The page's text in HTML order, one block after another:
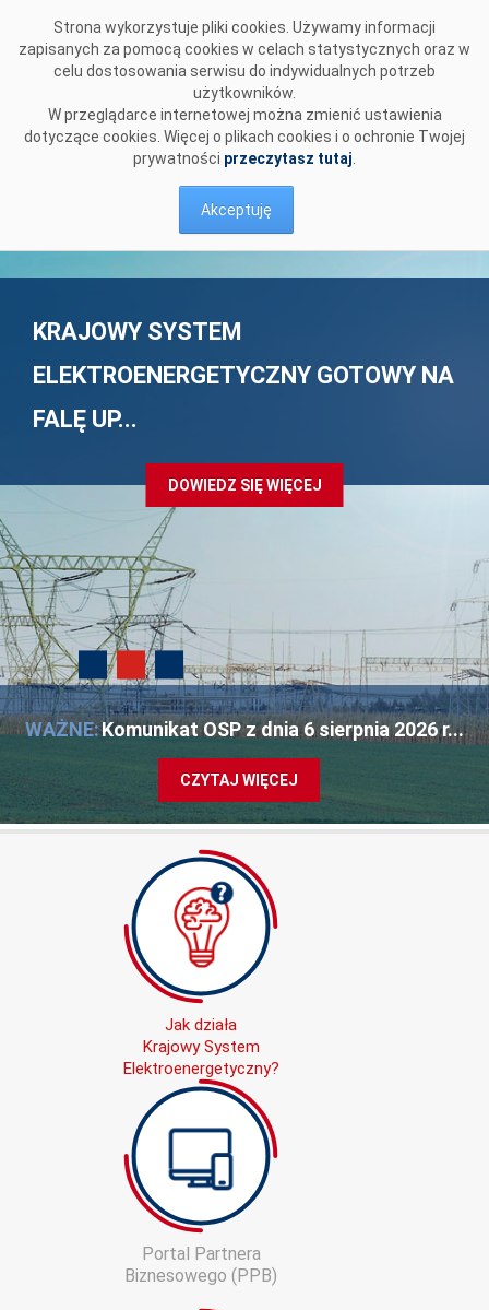
Strona wykorzystuje pliki cookies. Używamy informacji
zapisanych za pomocą cookies w celach statystycznych oraz w
celu dostosowania serwisu do indywidualnych potrzeb
użytkowników.
W przeglądarce internetowej można zmienić ustawienia
dotyczące cookies. Więcej o plikach cookies i o ochronie Twojej
prywatności przeczytasz tutaj
Akceptuję
AKTUALIZACJA STRATEGII
MONITOROWANIA RYNKU
BILANSUJĄ...
DOWIEDZ SIĘ WIĘCEJ
KRAJOWY SYSTEM
ELEKTROENERGETYCZNY GOTOWY NA
FALĘ UP...
DOWIEDZ SIĘ WIĘCEJ
MAPRE - PREZENTACJA I NAGRANIE
ZE SPOTKANIA
WAŻNE:Komunikat OSP z dnia 6 sierpnia 2026 r...
CZYTAJ WIĘCEJ
Jak działa
Krajowy System
Elektroenergetyczny?
Portal Partnera
Biznesowego (PPB)